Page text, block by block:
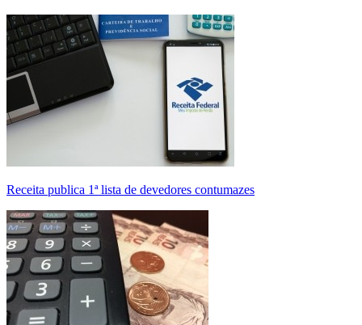
Receita publica 1ª lista de devedores contumazes